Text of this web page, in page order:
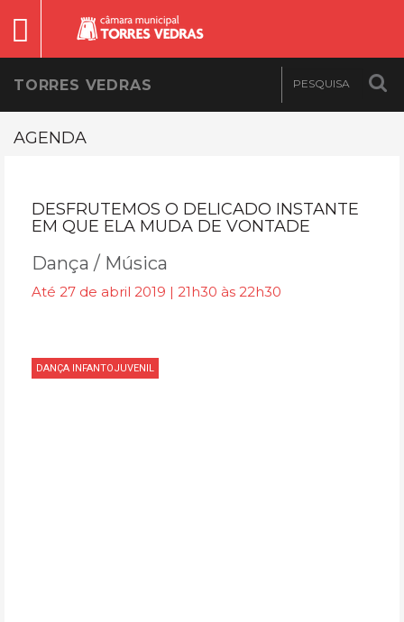
TORRES VEDRAS
AGENDA
DESFRUTEMOS O DELICADO INSTANTE
EM QUE ELA MUDA DE VONTADE
Dança / Música
Até 27 de abril 2019 | 21h30 às 22h30
DANÇA INFANTOJUVENIL